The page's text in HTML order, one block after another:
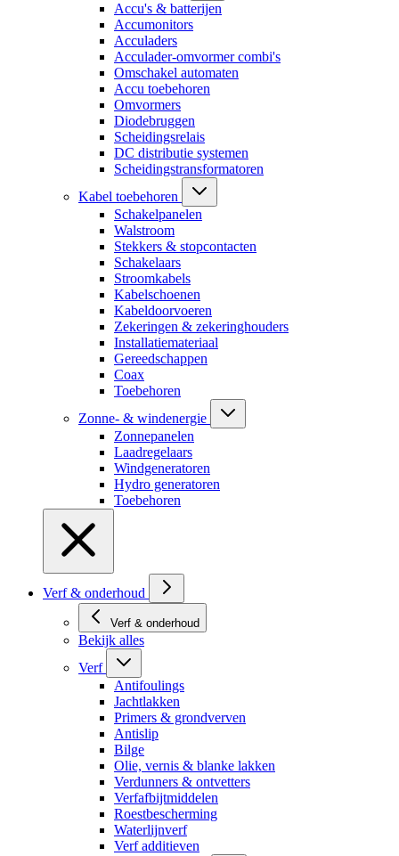
Accu's & batterijen
Accumonitors
Acculaders
Acculader-omvormer combi's
Omschakel automaten
Accu toebehoren
Omvormers
Diodebruggen
Scheidingsrelais
DC distributie systemen
Scheidingstransformatoren
Kabel toebehoren
Schakelpanelen
Walstroom
Stekkers & stopcontacten
Schakelaars
Stroomkabels
Kabelschoenen
Kabeldoorvoeren
Zekeringen & zekeringhouders
Installatiemateriaal
Gereedschappen
Coax
Toebehoren
Zonne- & windenergie
Zonnepanelen
Laadregelaars
Windgeneratoren
Hydro generatoren
Toebehoren
Verf & onderhoud
Verf & onderhoud
Bekijk alles
Verf
Antifoulings
Jachtlakken
Primers & grondverven
Antislip
Bilge
Olie, vernis & blanke lakken
Verdunners & ontvetters
Verfafbijtmiddelen
Roestbescherming
Waterlijnverf
Verf additieven